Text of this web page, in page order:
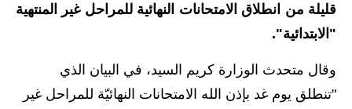
الاخبار الامنية
الاخبار الرياضية
قليلة من انطلاق الامتحانات النهائية للمراحل غير المنتهية
"الابتدائية".
وقال متحدث الوزارة كريم السيد، في البيان الذي
"تنطلق يوم غد بإذن الله الامتحانات النهائيّة للمراحل غير